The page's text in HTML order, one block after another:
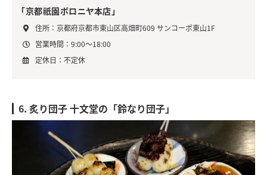
「京都祇園ボロニヤ本店」
住所：京都府京都市東山区高畑町609 サンコーポ東山1F
営業時間：9:00～18:00
定休日：不定休
6. 炙り団子 十文堂の「鈴なり団子」